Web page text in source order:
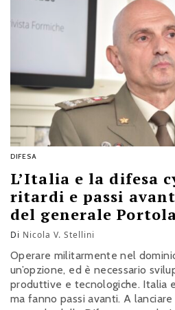
DIFESA
L’Italia e la difesa
ritardi e passi
del generale
Di Nicola V. Stellini
Operare militarmente nel
un’opzione, ed è necessario
produttive e tecnologiche. Italia
ma fanno passi avanti. A